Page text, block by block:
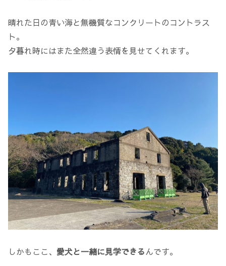
晴れた日の青い海と無機質なコンクリートのコントラス
ト。
夕暮れ時にはまた全然違う表情を見せてくれます。
しかもここ、 愛犬と一緒に見学できるんです。